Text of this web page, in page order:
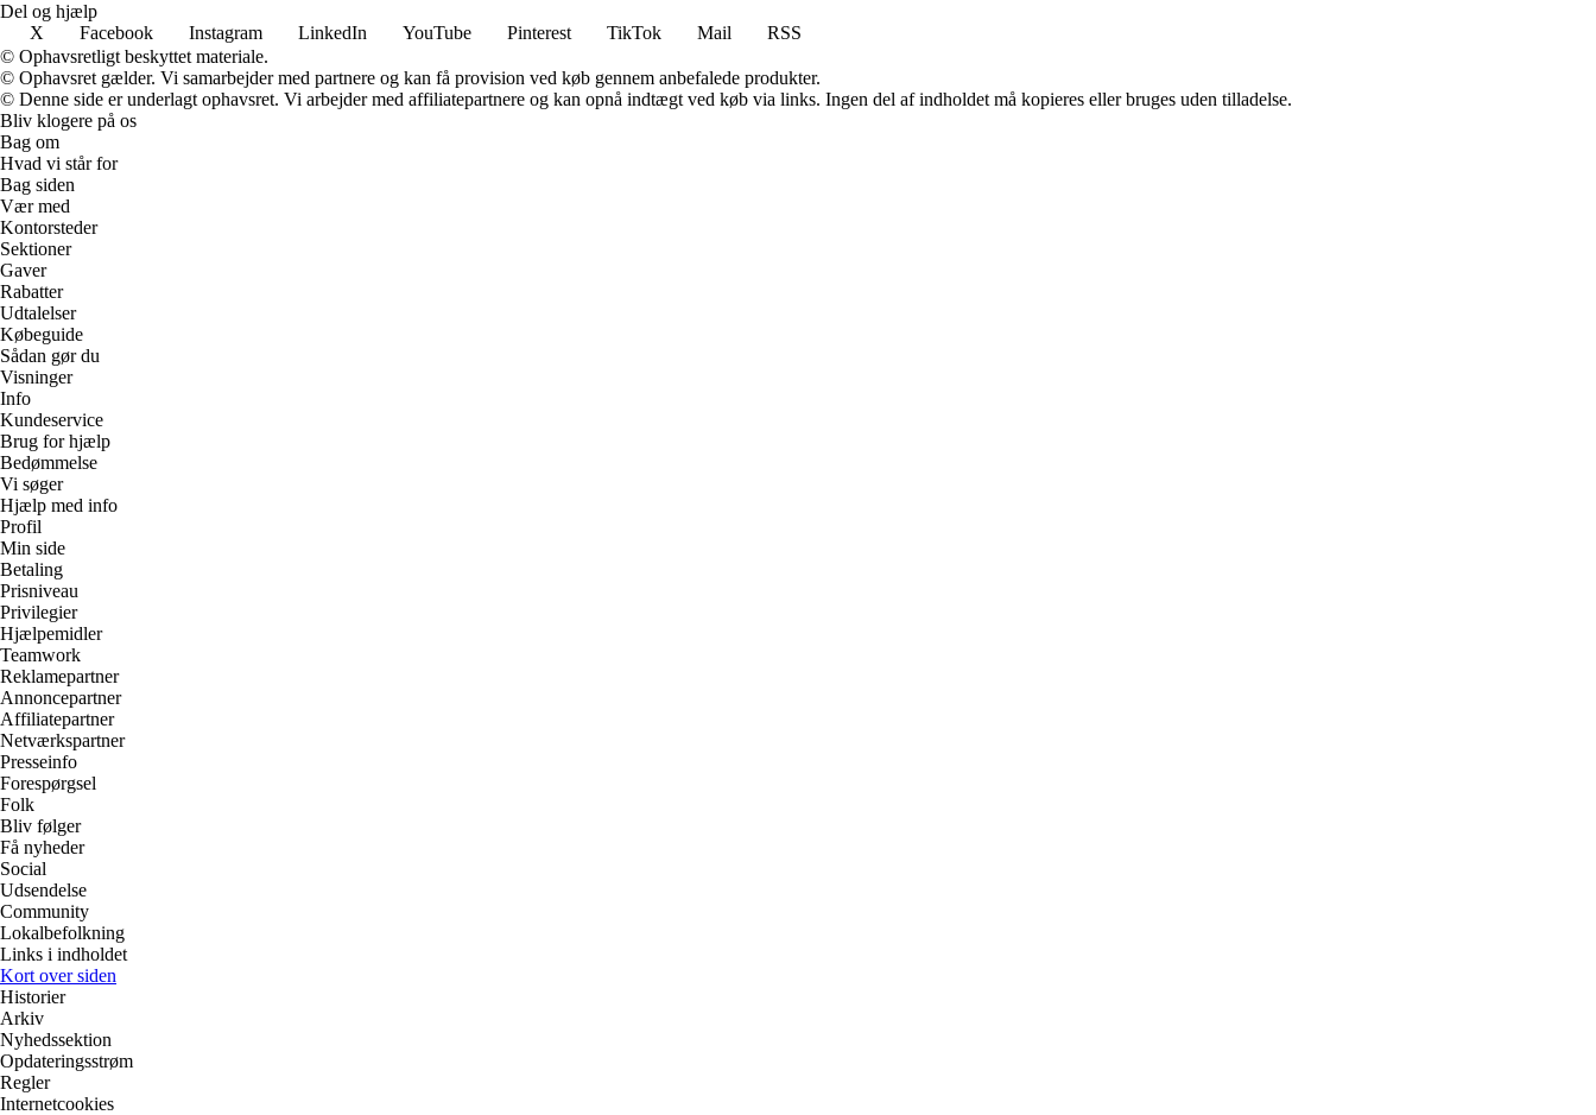
Del og hjælp
X
Facebook Instagram LinkedIn YouTube Pinterest TikTok Mail
RSS
© Ophavsretligt beskyttet materiale.
© Ophavsret gælder. Vi samarbejder med partnere og kan få provision ved køb gennem anbefalede produkter.
© Denne side er underlagt ophavsret. Vi arbejder med affiliatepartnere og kan opnå indtægt ved køb via links. Ingen del af indholdet må kopieres eller bruges uden tilladelse.
Bliv klogere på os
Bag om
Hvad vi står for
Bag siden
Vær med
Kontorsteder
Sektioner
Gaver
Rabatter
Udtalelser
Købeguide
Sådan gør du
Visninger
Info
Kundeservice
Brug for hjælp
Bedømmelse
Vi søger
Hjælp med info
Profil
Min side
Betaling
Prisniveau
Privilegier
Hjælpemidler
Teamwork
Reklamepartner
Annoncepartner
Affiliatepartner
Netværkspartner
Presseinfo
Forespørgsel
Folk
Bliv følger
Få nyheder
Social
Udsendelse
Community
Lokalbefolkning
Links i indholdet
Kort over siden
Historier
Arkiv
Nyhedssektion
Opdateringsstrøm
Regler
Internetcookies